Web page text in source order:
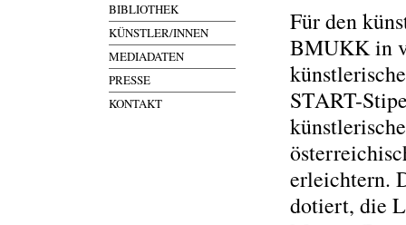
BIBLIOTHEK
KÜNSTLER/INNEN
MEDIADATEN
PRESSE
KONTAKT
Für den
BMUKK in
START-
erleichtern.
dotiert, die